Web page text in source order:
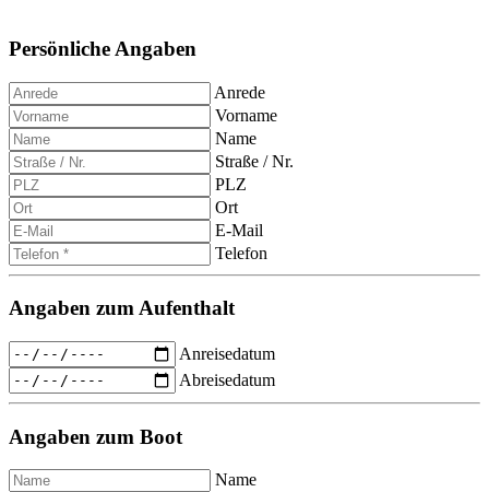
Persönliche Angaben
Anrede
Vorname
Name
Straße / Nr.
PLZ
Ort
E-Mail
Telefon
Angaben zum Aufenthalt
Anreisedatum
Abreisedatum
Angaben zum Boot
Name